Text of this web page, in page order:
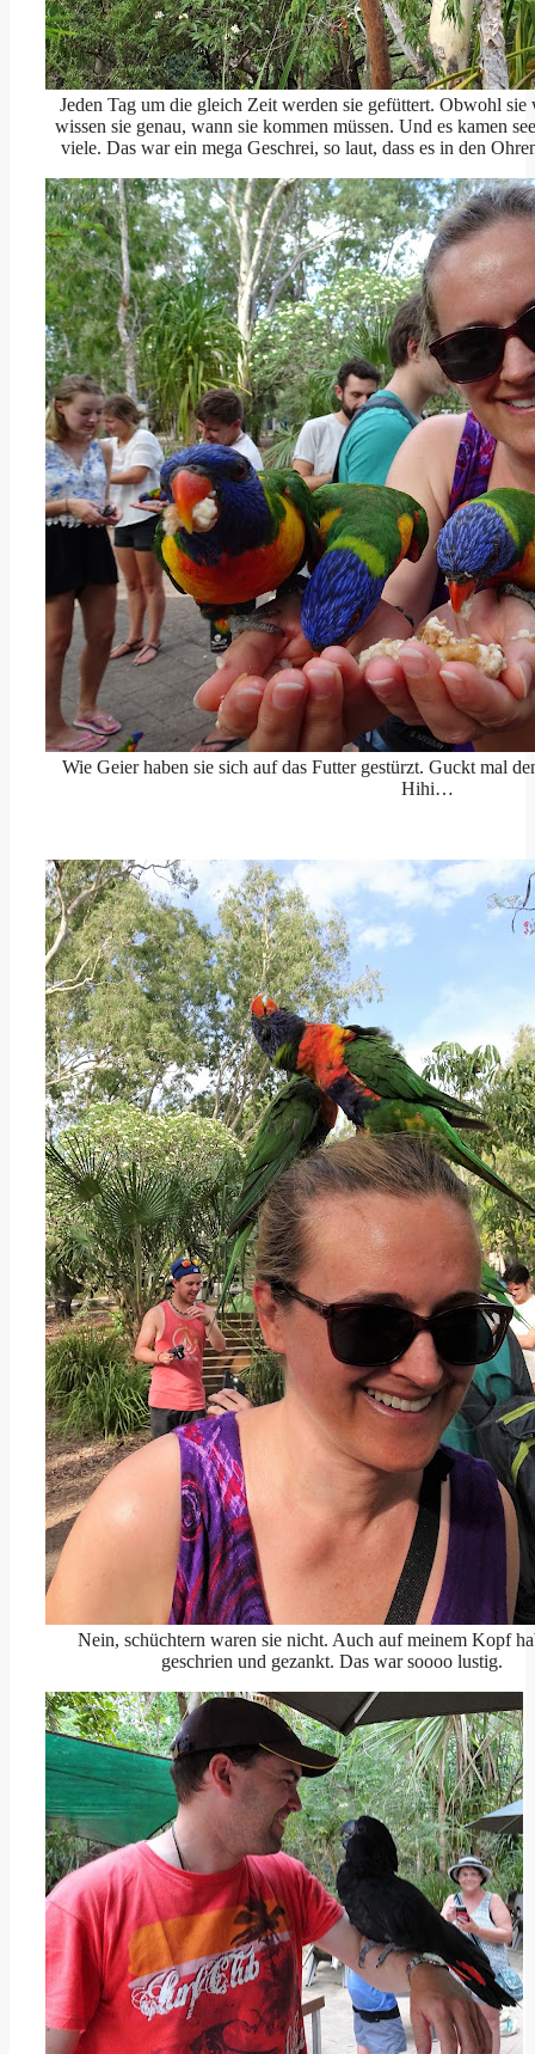
Jeden Tag um die gleich Zeit werden sie gefüttert. Obwohl sie
wissen sie genau, wann sie kommen müssen. Und es kamen
viele. Das war ein mega Geschrei, so laut, dass es in den
Wie Geier haben sie sich auf das Futter gestürzt. Guckt mal
Hihi…
Nein, schüchtern waren sie nicht. Auch auf meinem Kopf
geschrien und gezankt. Das war soooo lustig.